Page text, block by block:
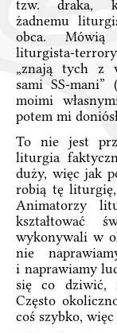
tzw. draka,
żadnemu
obca.
liturgista-
„znają tych z
sami SS-
moimi
potem mi
To nie jest
liturgia
duży, więc jak
robią tę
Animatorzy
kształtować
wykonywali w
nie
i naprawiamy
się co dziwić,
Często
coś szybko,